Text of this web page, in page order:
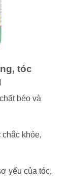
tóc
béo và
chắc khỏe,
yếu của tóc.